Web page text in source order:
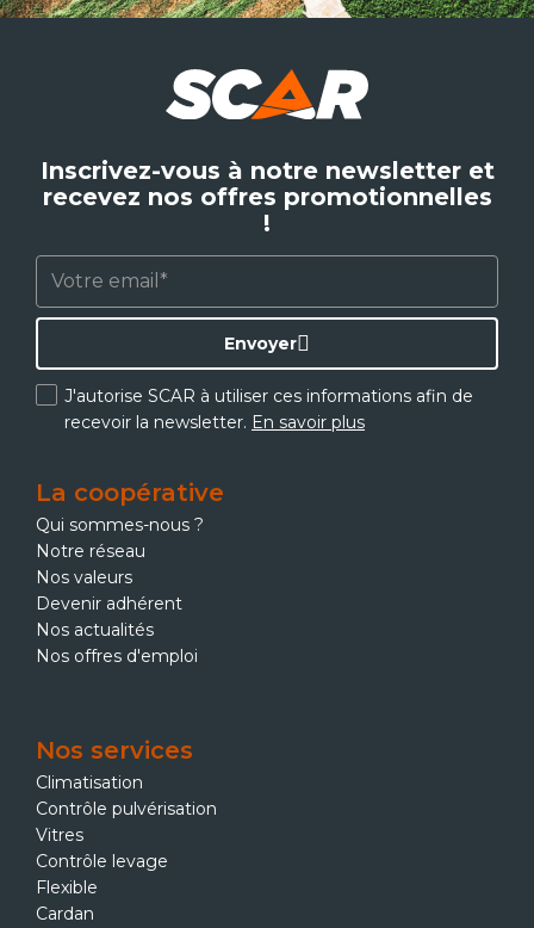
Inscrivez-vous à notre newsletter et
recevez nos offres promotionnelles
!
J'autorise SCAR à utiliser ces informations afin de
recevoir la newsletter. En savoir plus
Envoyer
La coopérative
Qui sommes-nous ?
Notre réseau
Nos valeurs
Devenir adhérent
Nos actualités
Nos offres d'emploi
Nos services
Climatisation
Contrôle pulvérisation
Vitres
Contrôle levage
Flexible
Cardan